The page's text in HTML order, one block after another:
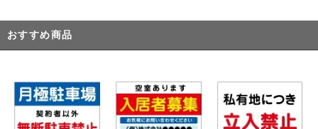
おすすめ商品